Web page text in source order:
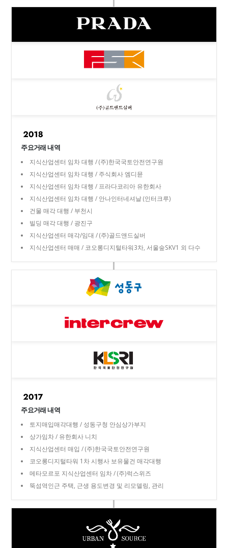
주요거래 내역
지식산업센터 임차 대행 / (주)한국국토안전연구원
지식산업센터 임차 대행 / 주식회사 엠디뮨
지식산업센터 임차 대행 / 프라다코리아 유한회사
지식산업센터 임차 대행 / 안나인터네셔날 (인터크루)
건물 매각 대행 / 부천시
빌딩 매각 대행 / 광진구
지식산업센터 매각/임대 / (주)골드앤드실버
지식산업센터 매매 / 코오롱디지털타워3차, 서울숲SKV1 외 다수
주요거래 내역
토지매입매각대행 / 성동구청 안심상가부지
상가임차 / 유한회사 니치
지식산업센터 매입 / (주)한국국토안전연구원
코오롱디지털타워 1차 시행사 보유물건 매각대행
메타모르포 지식산업센터 임차 / (주)럭스위즈
뚝섬역인근 주택, 근생 용도변경 및 리모델링, 관리